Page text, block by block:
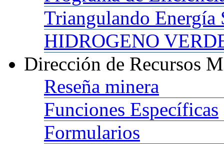
Triangulando Energía
HIDROGENO
Dirección de Recursos
Reseña minera
Funciones Específicas
Formularios